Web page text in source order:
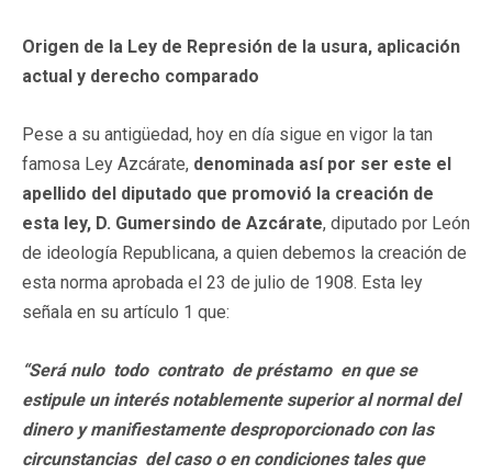
Origen de la Ley de Represión de la usura, aplicación
actual y derecho comparado
Pese a su antigüedad, hoy en día sigue en vigor la tan
famosa Ley Azcárate, denominada así por ser este el
apellido del diputado que promovió la creación de
esta ley, D. Gumersindo de Azcárate, diputado por León
de ideología Republicana, a quien debemos la creación de
esta norma aprobada el 23 de julio de 1908. Esta ley
señala en su artículo 1 que:
“Será nulo todo contrato de préstamo en que se
estipule un interés notablemente superior al normal del
dinero y manifiestamente desproporcionado con las
circunstancias del caso o en condiciones tales que